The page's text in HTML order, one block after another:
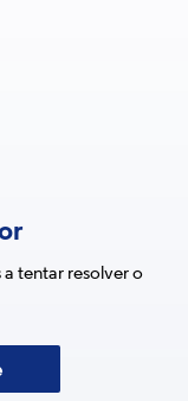
tentar resolver o